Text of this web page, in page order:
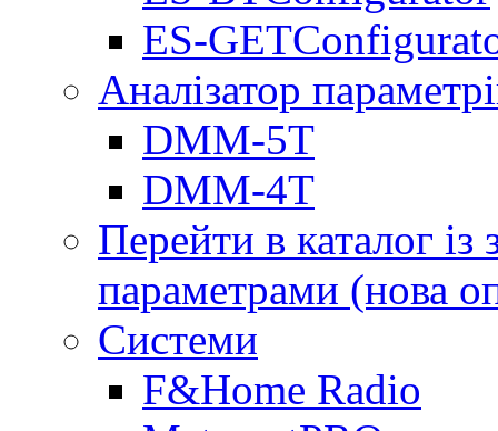
ES-
Аналізатор
DMM-5T
DMM-4T
Перейти в каталог
параметрами (нова
Системи
F&Home Radio